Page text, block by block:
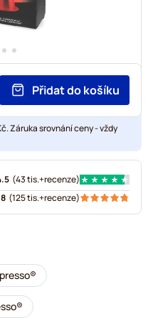
Přidat do košíku
Záruka srovnání ceny - vždy
(43 tis.+recenze)
(125 tis.+recenze)